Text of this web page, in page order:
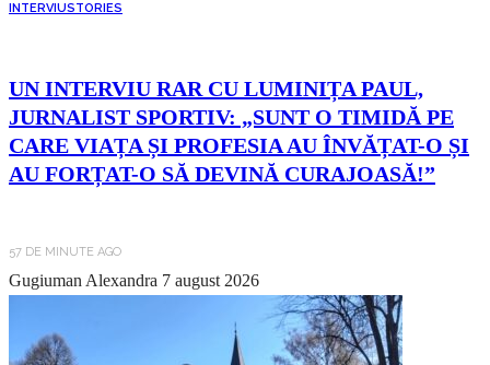
INTERVIUSTORIES
UN INTERVIU RAR CU LUMINIȚA PAUL,
JURNALIST SPORTIV: „SUNT O TIMIDĂ PE
CARE VIAȚA ȘI PROFESIA AU ÎNVĂȚAT-O ȘI
AU FORȚAT-O SĂ DEVINĂ CURAJOASĂ!”
57 DE MINUTE AGO
Gugiuman Alexandra 7 august 2026